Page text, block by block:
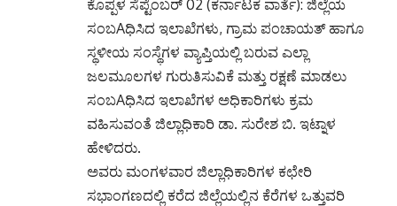
ಕೊಪ್ಪಳ ಸೆಪ್ಟೆಂಬರ್ 02 (ಕರ್ನಾಟಕ ವಾರ್ತೆ): ಜಿಲ್ಲೆಯ
ಸಂಬAಧಿಸಿದ ಇಲಾಖೆಗಳು, ಗ್ರಾಮ ಪಂಚಾಯತ್ ಹಾಗೂ
ಸ್ಥಳೀಯ ಸಂಸ್ಥೆಗಳ ವ್ಯಾಪ್ತಿಯಲ್ಲಿ ಬರುವ ಎಲ್ಲಾ
ಜಲಮೂಲಗಳ ಗುರುತಿಸುವಿಕೆ ಮತ್ತು ರಕ್ಷಣೆ ಮಾಡಲು
ಸಂಬAಧಿಸಿದ ಇಲಾಖೆಗಳ ಅಧಿಕಾರಿಗಳು ಕ್ರಮ
ವಹಿಸುವಂತೆ ಜಿಲ್ಲಾಧಿಕಾರಿ ಡಾ. ಸುರೇಶ ಬಿ. ಇಟ್ನಾಳ
ಹೇಳಿದರು.
ಅವರು ಮಂಗಳವಾರ ಜಿಲ್ಲಾಧಿಕಾರಿಗಳ ಕಛೇರಿ
ಸಭಾಂಗಣದಲ್ಲಿ ಕರೆದ ಜಿಲ್ಲೆಯಲ್ಲಿನ ಕೆರೆಗಳ ಒತ್ತುವರಿ